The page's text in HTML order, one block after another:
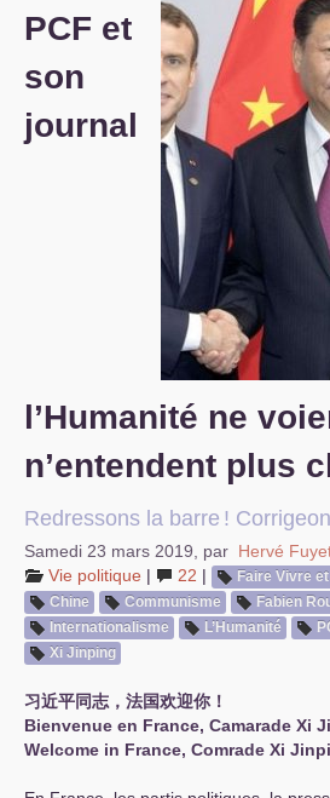
PCF et
son
journal
l’Humanité ne
n’entendent plus
Redressons la barre !
Samedi 23 mars 2019 par Hervé
Vie politique | 22 | Faire Vivre
Chine
Communisme
Fabien
Internationalisme
L’Humanité
Xi Jinping
习近平同志，法国欢迎你！
Bienvenue en France, Camarade Xi
Welcome in France, Comrade Xi